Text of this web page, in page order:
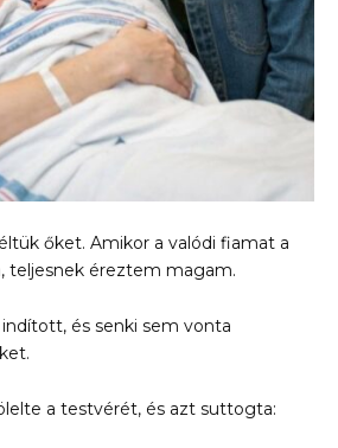
őket. Amikor a valódi fiamat a
teljesnek éreztem magam.
és senki sem vonta
a testvérét, és azt suttogta: